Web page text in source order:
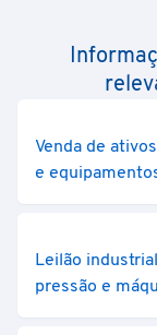
Venda de
e
Leilão
pressão e